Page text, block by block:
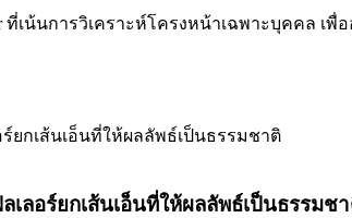
ที่เน้นการวิเคราะห์โครงหน้าเฉพาะบุคคล
ลอร์ยกเส้นเอ็นที่ให้ผลลัพธ์เป็นธรรมช